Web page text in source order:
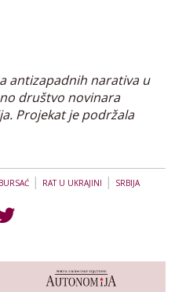
antizapadnih narativa u
društvo novinara
Projekat je podržala
| RAT U UKRAJINI | SRBIJA